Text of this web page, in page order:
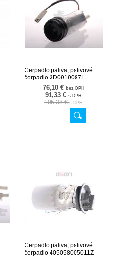
Čerpadlo paliva, palivové
čerpadlo 3D0919087L
02SKV26576,10 € bez DPH
91,33 € s DPH
105,38 €s DPH
Čerpadlo paliva, palivové
čerpadlo 405058005011Z